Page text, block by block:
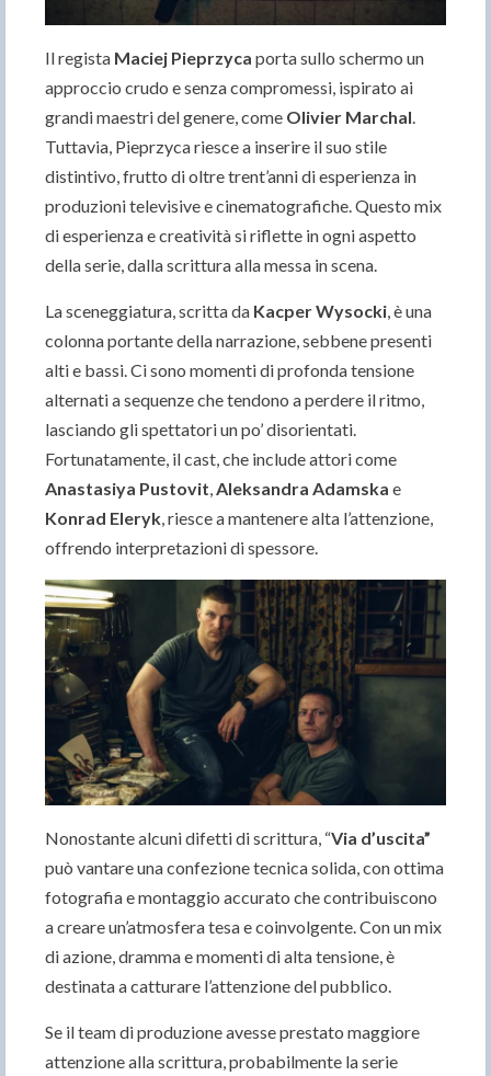
Il regista Maciej Pieprzyca porta sullo schermo un
approccio crudo e senza compromessi, ispirato ai
grandi maestri del genere, come Olivier Marchal.
Tuttavia, Pieprzyca riesce a inserire il suo stile
distintivo, frutto di oltre trent’anni di esperienza in
produzioni televisive e cinematografiche. Questo mix
di esperienza e creatività si riflette in ogni aspetto
della serie, dalla scrittura alla messa in scena.
La sceneggiatura, scritta da Kacper Wysocki, è una
colonna portante della narrazione, sebbene presenti
alti e bassi. Ci sono momenti di profonda tensione
alternati a sequenze che tendono a perdere il ritmo,
lasciando gli spettatori un po’ disorientati.
Fortunatamente, il cast, che include attori come
Anastasiya Pustovit,Aleksandra Adamska e
Konrad Eleryk, riesce a mantenere alta l’attenzione,
offrendo interpretazioni di spessore.
Nonostante alcuni difetti di scrittura, “Via d’uscita”
può vantare una confezione tecnica solida, con ottima
fotografia e montaggio accurato che contribuiscono
a creare un’atmosfera tesa e coinvolgente. Con un mix
di azione, dramma e momenti di alta tensione, è
destinata a catturare l’attenzione del pubblico.
Se il team di produzione avesse prestato maggiore
attenzione alla scrittura, probabilmente la serie